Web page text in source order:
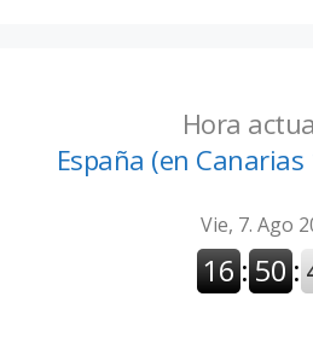
Hora
España (en